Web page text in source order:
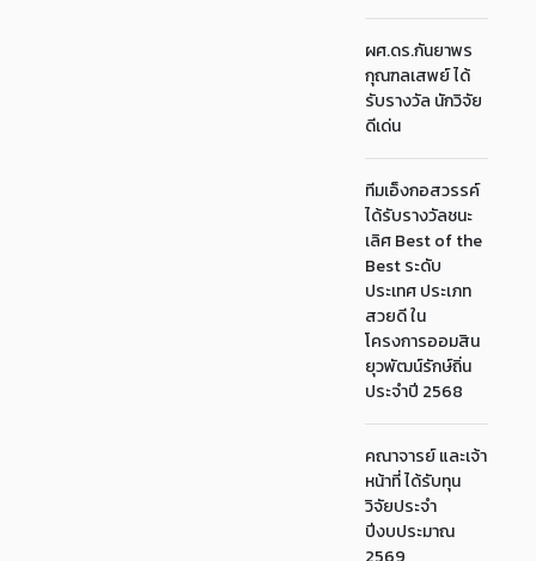
ผศ.ดร.กันยาพร
กุณฑลเสพย์ ได้
รับรางวัล นักวิจัย
ดีเด่น
ทีมเอ็งกอสวรรค์
ได้รับรางวัลชนะ
เลิศ Best of the
Best ระดับ
ประเทศ ประเภท
สวยดี ใน
โครงการออมสิน
ยุวพัฒน์รักษ์ถิ่น
ประจำปี 2568
คณาจารย์ และเจ้า
หน้าที่ ได้รับทุน
วิจัยประจำ
ปีงบประมาณ